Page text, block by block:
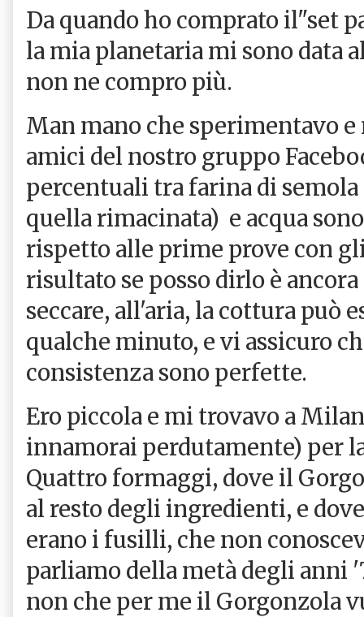
Da quando ho comprato il"set
la mia planetaria mi sono data
non ne compro più.
Man mano che sperimentavo
amici del nostro gruppo
percentuali tra farina di
quella rimacinata) e acqua
rispetto alle prime prove con
risultato se posso dirlo è
seccare, all'aria, la cottura può
qualche minuto, e vi assicuro
consistenza sono perfette.
Ero piccola e mi trovavo a
innamorai perdutamente) per
Quattro formaggi, dove il
al resto degli ingredienti, e
erano i fusilli, che non
parliamo della metà degli anni
non che per me il Gorgonzola